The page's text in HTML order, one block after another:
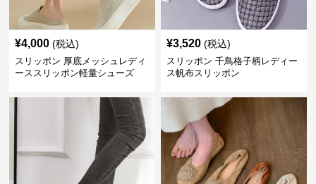
¥4,000 (税込)
スリッポン 厚底メッシュレディ
ーススリッポン軽量シューズ
¥3,520 (税込)
スリッポン 千鳥格子柄レディー
ス帆布スリッポン